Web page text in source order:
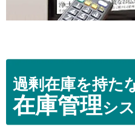
過剰在庫を持た
在庫管理シ